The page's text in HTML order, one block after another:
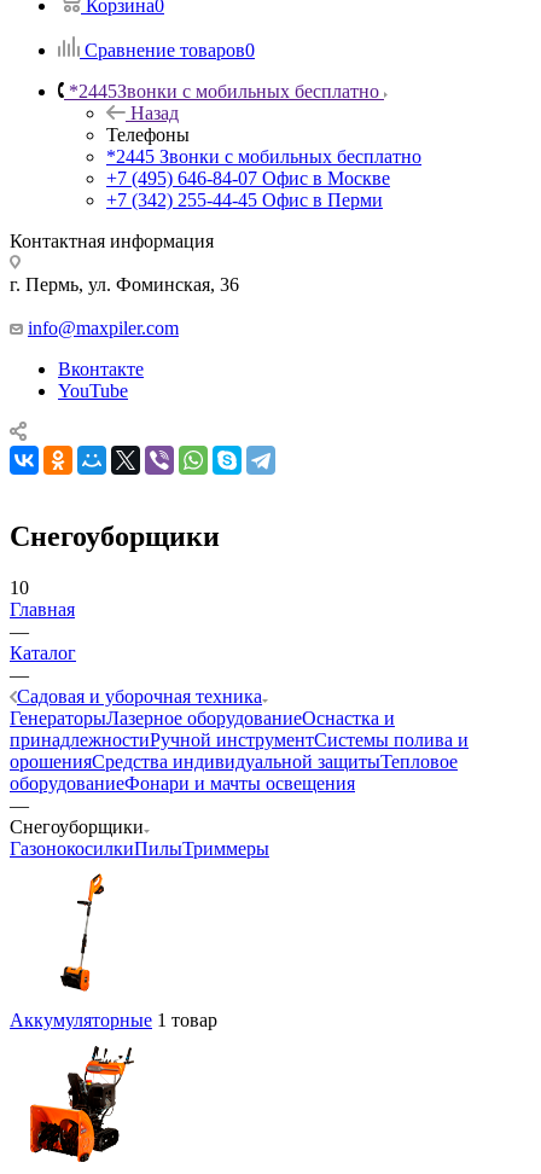
Корзина0
Сравнение товаров0
*2445Звонки с мобильных бесплатно
Назад
Телефоны
*2445 Звонки с мобильных бесплатно
+7 (495) 646-84-07 Офис в Москве
+7 (342) 255-44-45 Офис в Перми
Контактная информация
г. Пермь, ул. Фоминская, 36
info@maxpiler.com
Вконтакте
YouTube
Снегоуборщики
10
Главная
—
Каталог
—
Садовая и уборочная техника
ГенераторыЛазерное оборудованиеОснастка и
принадлежностиРучной инструментСистемы полива и
орошенияСредства индивидуальной защитыТепловое
оборудованиеФонари и мачты освещения
—
Снегоуборщики
ГазонокосилкиПилыТриммеры
Аккумуляторные 1 товар